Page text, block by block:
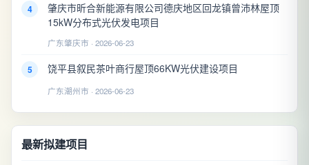
4
肇庆市昕合新能源有限公司德庆地区回龙镇曾沛林屋顶
15kW分布式光伏发电项目
广东肇庆市 · 2026-06-23
5 饶平县叙民茶叶商行屋顶66KW光伏建设项目
广东潮州市 · 2026-06-23
最新拟建项目